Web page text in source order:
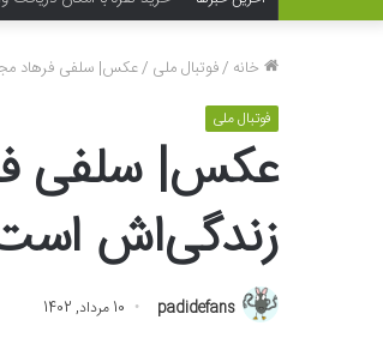
خانه /فوتبال ملی /عکس‌| سلفی فرهاد
فوتبال ملی
عکس‌| سلفی
زندگی‌اش
padidefans 10 مرداد, 1402